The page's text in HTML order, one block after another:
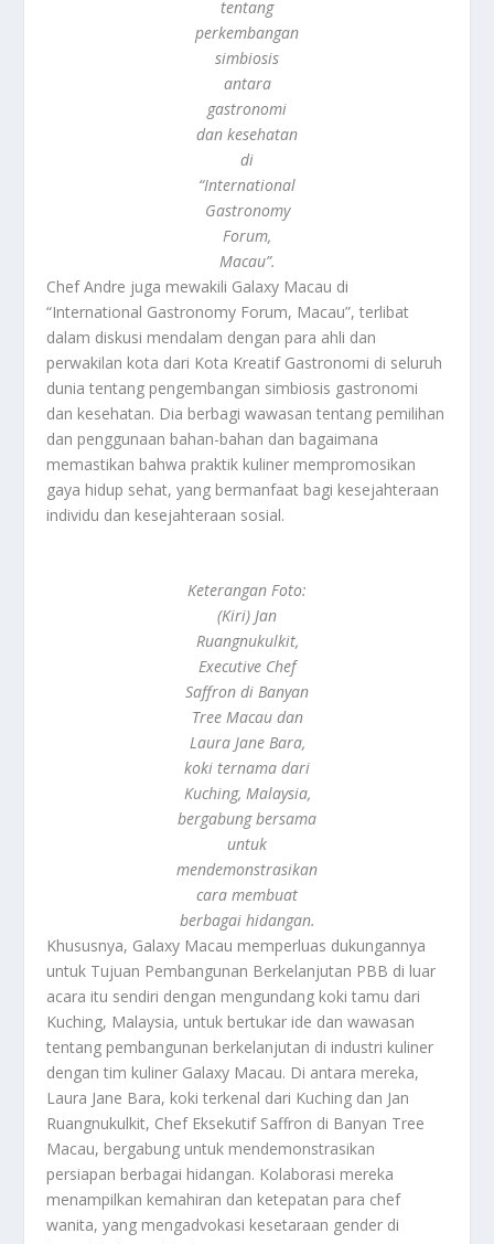
tentang
perkembangan
simbiosis
antara
gastronomi
dan kesehatan
di
“International
Gastronomy
Forum,
Macau”.
Chef Andre juga mewakili Galaxy Macau di
“International Gastronomy Forum, Macau”, terlibat
dalam diskusi mendalam dengan para ahli dan
perwakilan kota dari Kota Kreatif Gastronomi di seluruh
dunia tentang pengembangan simbiosis gastronomi
dan kesehatan. Dia berbagi wawasan tentang pemilihan
dan penggunaan bahan-bahan dan bagaimana
memastikan bahwa praktik kuliner mempromosikan
gaya hidup sehat, yang bermanfaat bagi kesejahteraan
individu dan kesejahteraan sosial.
Keterangan Foto:
(Kiri) Jan
Ruangnukulkit,
Executive Chef
Saffron di Banyan
Tree Macau dan
Laura Jane Bara,
koki ternama dari
Kuching, Malaysia,
bergabung bersama
untuk
mendemonstrasikan
cara membuat
berbagai hidangan.
Khususnya, Galaxy Macau memperluas dukungannya
untuk Tujuan Pembangunan Berkelanjutan PBB di luar
acara itu sendiri dengan mengundang koki tamu dari
Kuching, Malaysia, untuk bertukar ide dan wawasan
tentang pembangunan berkelanjutan di industri kuliner
dengan tim kuliner Galaxy Macau. Di antara mereka,
Laura Jane Bara, koki terkenal dari Kuching dan Jan
Ruangnukulkit, Chef Eksekutif Saffron di Banyan Tree
Macau, bergabung untuk mendemonstrasikan
persiapan berbagai hidangan. Kolaborasi mereka
menampilkan kemahiran dan ketepatan para chef
wanita, yang mengadvokasi kesetaraan gender di